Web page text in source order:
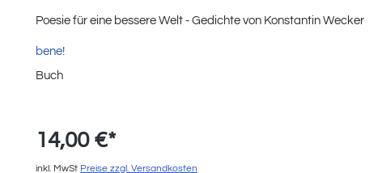
Poesie für eine bessere Welt - Gedichte von Konstantin Wecker
bene!
Buch
14,00 €*
inkl. MwSt Preise zzgl. Versandkosten